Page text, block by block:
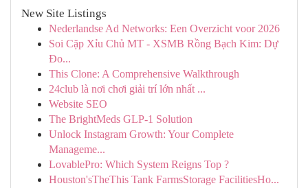
New Site Listings
Nederlandse Ad Networks: Een Overzicht voor 2026
Soi Cặp Xỉu Chủ MT - XSMB Rồng Bạch Kim: Dự
Đo...
This Clone: A Comprehensive Walkthrough
24club là nơi chơi giải trí lớn nhất ...
Website SEO
The BrightMeds GLP-1 Solution
Unlock Instagram Growth: Your Complete
Manageme...
LovablePro: Which System Reigns Top ?
Houston'sTheThis Tank FarmsStorage FacilitiesHo...